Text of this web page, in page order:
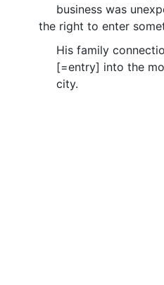
business was
the right to enter
His family
[=entry] into the
city.